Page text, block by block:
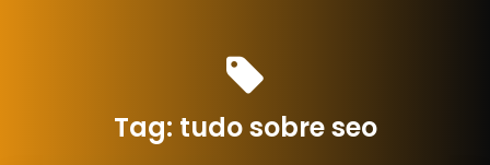
Tag: tudo sobre seo